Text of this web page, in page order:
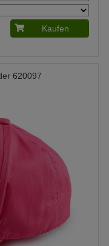
Kaufen
620097